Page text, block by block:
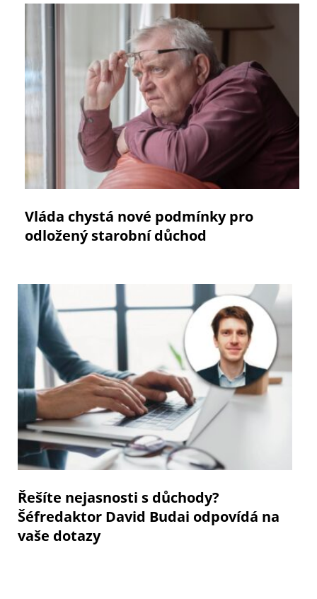
Vláda chystá nové podmínky pro
odložený starobní důchod
Řešíte nejasnosti s důchody?
Šéfredaktor David Budai odpovídá na
vaše dotazy